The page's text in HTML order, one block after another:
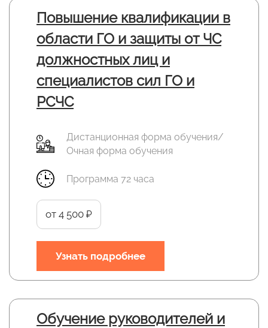
Повышение квалификации в
области ГО и защиты от ЧС
должностных лиц и
специалистов сил ГО и
РСЧС
Дистанционная форма обучения/
Очная форма обучения
Программа 72 часа
от 4 500 ₽
Узнать подробнее
Обучение руководителей и